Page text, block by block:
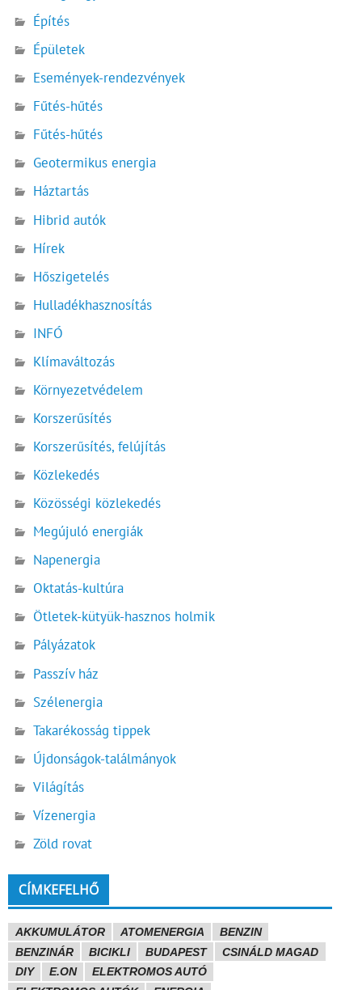
Építés
Épületek
Események-rendezvények
Fűtés-hűtés
Fűtés-hűtés
Geotermikus energia
Háztartás
Hibrid autók
Hírek
Hőszigetelés
Hulladékhasznosítás
INFÓ
Klímaváltozás
Környezetvédelem
Korszerűsítés
Korszerűsítés, felújítás
Közlekedés
Közösségi közlekedés
Megújuló energiák
Napenergia
Oktatás-kultúra
Ötletek-kütyük-hasznos holmik
Pályázatok
Passzív ház
Szélenergia
Takarékosság tippek
Újdonságok-találmányok
Világítás
Vízenergia
Zöld rovat
CÍMKEFELHŐ
AKKUMULÁTOR ATOMENERGIA
BENZIN
BENZINÁR
BICIKLI BUDAPEST
CSINÁLD MAGAD
DIY
E.ON
ELEKTROMOS AUTÓ